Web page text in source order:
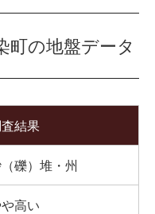
町の地盤データ
結果
礫）堆・州
高い